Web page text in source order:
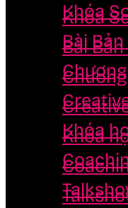
Khóa
Bài
Khóa
Khóa
Bài
Khóa